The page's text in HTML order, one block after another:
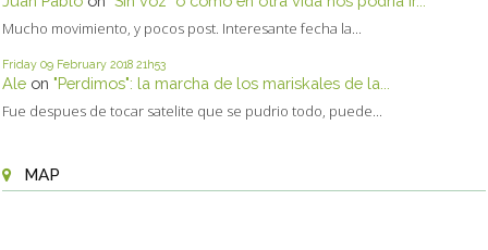
Mucho movimiento, y pocos post. Interesante fecha la...
Friday 09 February 2018 21h53
Ale on "Perdimos": la marcha de los mariskales de la...
Fue despues de tocar satelite que se pudrio todo, puede...
MAP